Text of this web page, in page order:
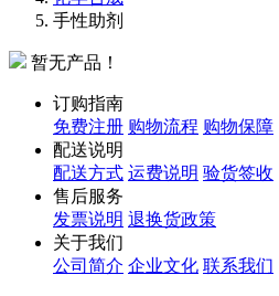
手性助剂
暂无产品！
订购指南
免费注册 购物流程 购物保障
配送说明
配送方式 运费说明 验货签收
售后服务
发票说明 退换货政策
关于我们
公司简介 企业文化 联系我们